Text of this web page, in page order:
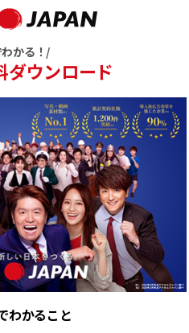
かる！/
ダウンロード
わかること